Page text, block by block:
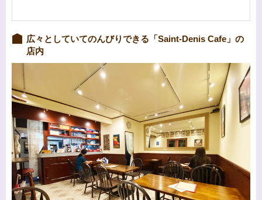
広々としていてのんびりできる「Saint-Denis Cafe」の
店内